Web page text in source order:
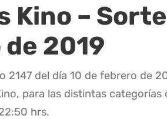
Kino –
2019
2147 del día 10 de febrero de
para las distintas categorías
hrs.